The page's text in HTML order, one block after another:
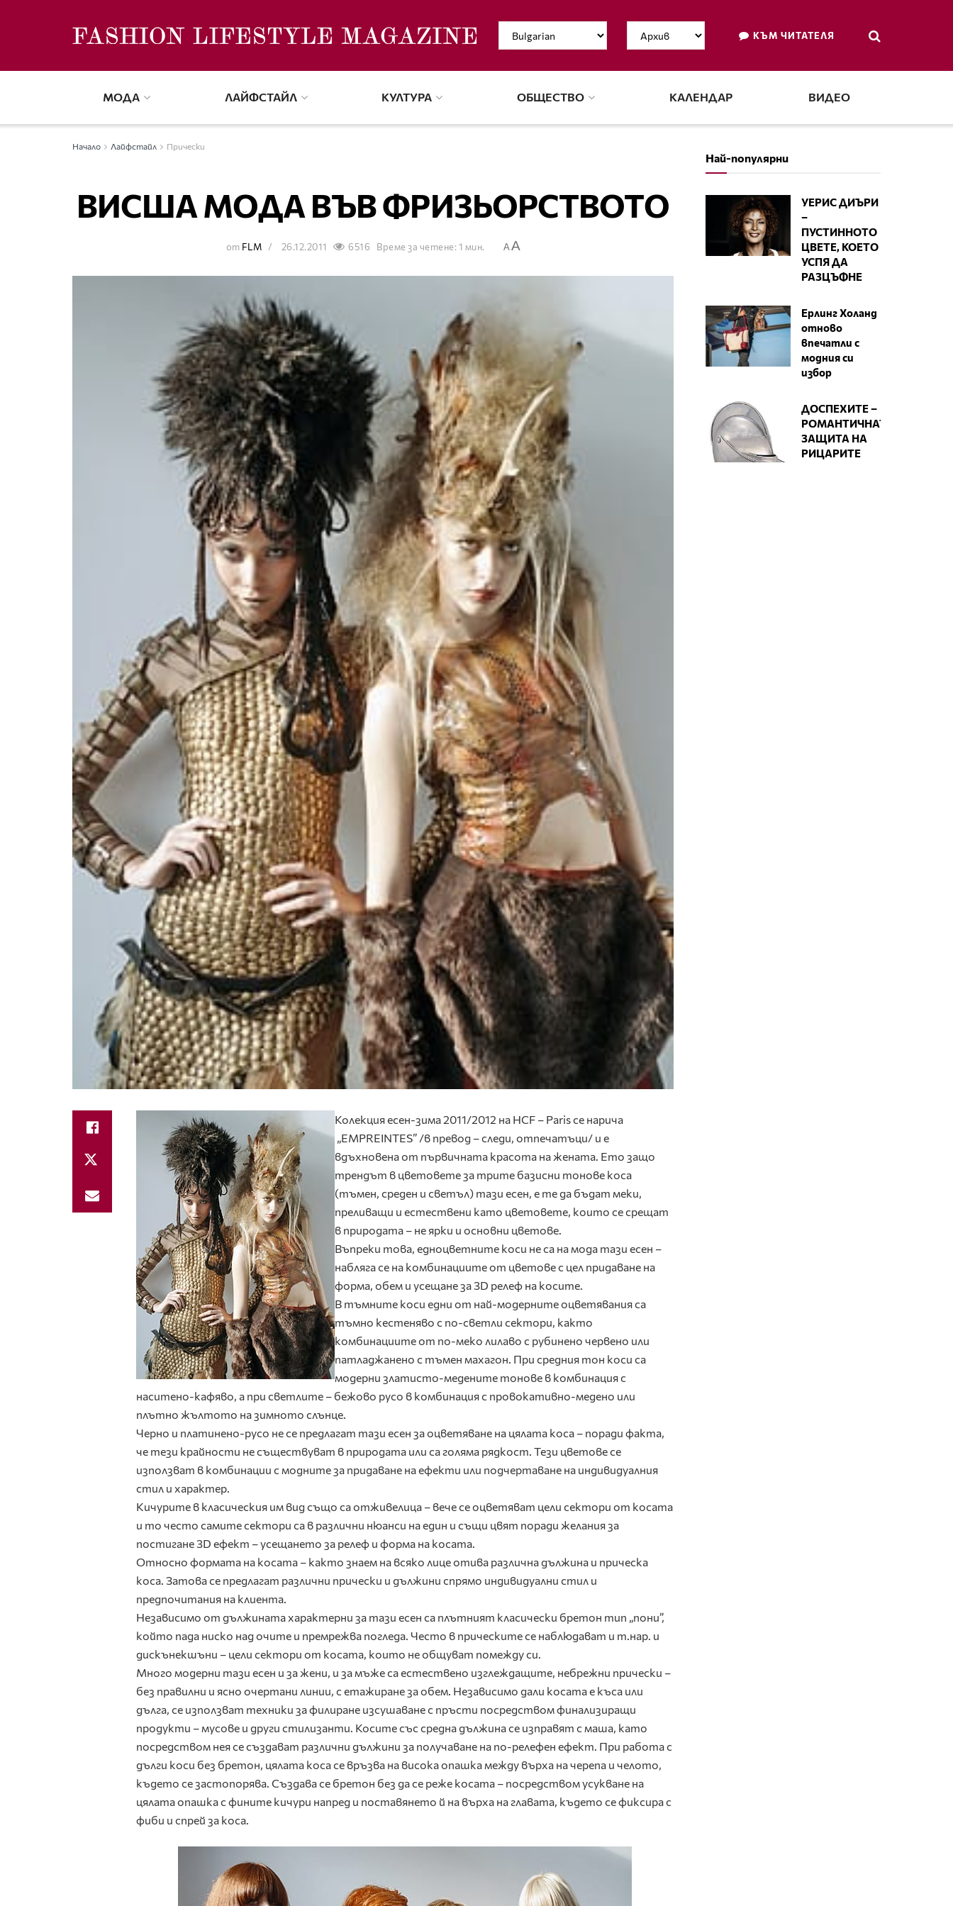
КЪМ ЧИТАТЕЛЯ
МОДА ЛАЙФСТАЙЛ КУЛТУРА ОБЩЕСТВО КАЛЕНДАР ВИДЕО
Начало Лайфстайл Прически
ВИСША МОДА ВЪВ ФРИЗЬОРСТВОТО
от FLM 26.12.2011 6516 Време за четене: 1 мин. AA
Колекция есен-зима 2011/2012 на HCF – Parisсе нарича
„EMPREINTES” /в превод – следи, отпечатъци/ и e
вдъхновенa от първичната красота на жената. Ето защо
трендът в цветовете за трите базисни тонове коса
(тъмен, среден и светъл) тази есен, е те да бъдат меки,
преливащи и естествени като цветовете, които се срещат
в природата – не ярки и основни цветове.
Въпреки това, едноцветните коси не са на мода тази есен –
набляга се на комбинациите от цветове с цел придаване на
форма, обем и усещане за 3D релеф на косите.
В тъмните коси едни от най-модерните оцветявания са
тъмно кестеняво с по-светли сектори, както
комбинациите от по-меко лилаво с рубинено червено или
патладжанено с тъмен махагон. При средния тон коси са
модерни златисто-медените тонове в комбинация с
наситено-кафяво, а при светлите – бежово русо в комбинация с провокативно-медено или
плътно жълтото на зимното слънце.
Черно и платинено-русо не се предлагат тази есен за оцветяване на цялата коса – поради факта,
че тези крайности не съществуват в природата или са голяма рядкост. Тези цветове се
използват в комбинации с модните за придаване на ефекти или подчертаване на индивидуалния
стил и характер.
Кичурите в класическия им вид също са отживелица – вече се оцветяват цели сектори от косата
и то често самите сектори са в различни нюанси на един и същи цвят поради желания за
постигане 3D ефект – усещането за релеф и форма на косата.
Относно формата на косата – както знаем на всяко лице отива различна дължина и прическа
коса. Затова се предлагат различни прически и дължини спрямо индивидуални стил и
предпочитания на клиента.
Независимо от дължината характерни за тази есен са плътният класически бретон тип „пони”,
който пада ниско над очите и премрежва погледа. Често в прическите се наблюдават и т.нар. и
дискънекшъни – цели сектори от косата, които не общуват помежду си.
Много модерни тази есен и за жени, и за мъже са естествено изглеждащите, небрежни прически –
без правилни и ясно очертани линии, с етажиране за обем. Независимо дали косата е къса или
дълга, се използват техники за филиране изсушаване с пръсти посредством финализиращи
продукти – мусове и други стилизанти. Косите със средна дължина се изправят с маша, като
посредством нея се създават различни дължини за получаване на по-релефен ефект. При работа с
дълги коси без бретон, цялата коса се връзва на висока опашка между върха на черепа и челото,
където се застопорява. Създава се бретон без да се реже косата – посредством усукване на
цялата опашка с фините кичури напред и поставянето й на върха на главата, където се фиксира с
фиби и спрей за коса.
Най-популярни
УЕРИС ДИЪРИ
–
ПУСТИННОТО
ЦВЕТЕ, КОЕТО
УСПЯ ДА
РАЗЦЪФНЕ
Ерлинг Холанд
отново
впечатли с
модния си
избор
ДОСПЕХИТЕ –
РОМАНТИЧНАТА
ЗАЩИТА НА
РИЦАРИТЕ